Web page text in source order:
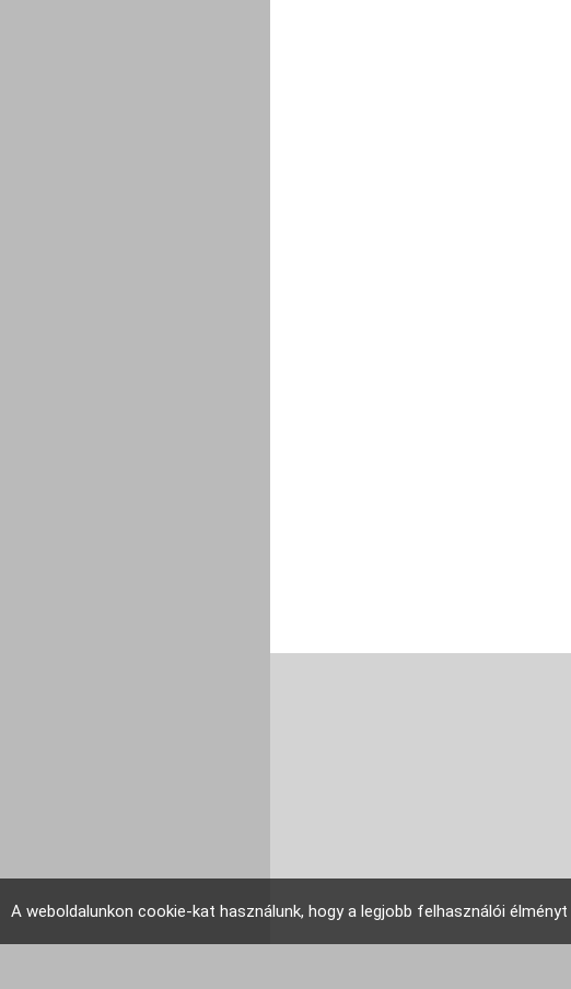
A weboldalunkon cookie-kat használunk, hogy a legjobb felhasználói